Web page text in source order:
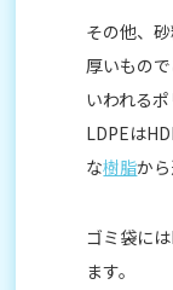
その他、
厚いもの
いわれるポ
LDPEは
な樹脂から
ゴミ袋に
ます。